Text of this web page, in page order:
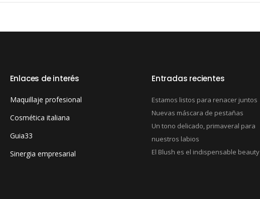
Enlaces de interés
Maquillaje profesional
Cosmética italiana
Guia33
Sinergia empresarial
Entradas recientes
Estamos listos para renacer juntos
Nuevas máscara de pestañas
Un tono delicado, primaveral para
nuestros labios
El Blush es el indispensable beauty